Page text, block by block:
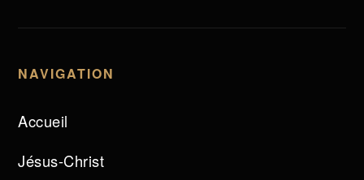
NAVIGATION
Accueil
Jésus-Christ